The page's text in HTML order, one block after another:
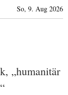
So, 9. Aug 2026
„humanitär